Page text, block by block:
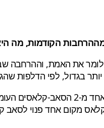
לומר את האמת,
בגדול, לפי הדלפות
אתחיל בדבר הגדול שההרחבה מתכננת
מקום אחד פנוי לסאב